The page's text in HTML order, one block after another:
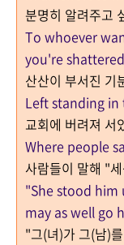
분명히 알려주고
To whoever
you're shattered
산산이 부서진 기
Left standing
교회에 버려져 서
Where people
사람들이 말해 "
"She stood him
may as well go
"그(녀)가 그(남)